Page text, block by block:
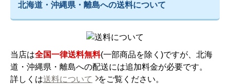
北海道・沖縄県・離島への送料について
当店は全国一律送料無料(一部商品を除く)ですが、北海
道・沖縄県・離島への配送には追加料金が必要です。
詳しくは送料について をご覧ください。